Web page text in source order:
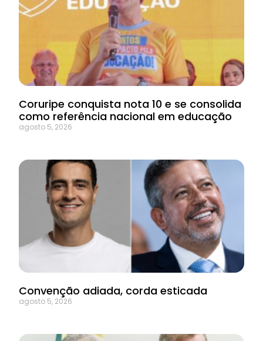
Coruripe conquista nota 10 e se consolida
como referência nacional em educação
agosto 5, 2026
Convenção adiada, corda esticada
agosto 5, 2026